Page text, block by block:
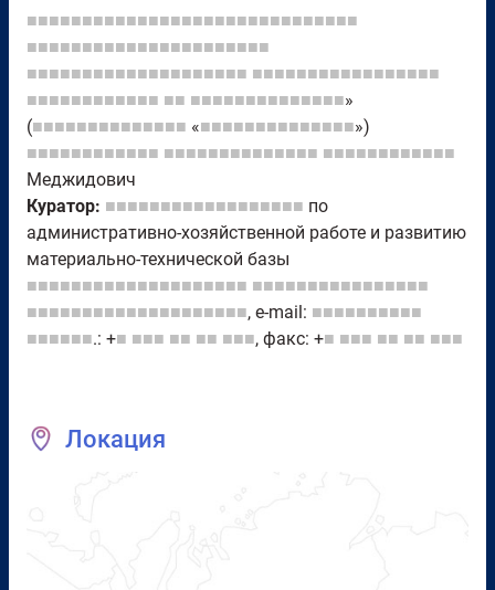
■■■■■■■■■■■■■■■■■■■■■■■■■■■■■■
■■■■■■■■■■■■■■■■■■■■■■
■■■■■■■■■■■■■■■■■■■■ ■■■■■■■■■■■■■■■■■
■■■■■■■■■■■■ ■■ ■■■■■■■■■■■■■■»
(■■■■■■■■■■■■■■ «■■■■■■■■■■■■■■»)
■■■■■■■■■■■■ ■■■■■■■■■■■■■■ ■■■■■■■■■■■■
Меджидович
Куратор: ■■■■■■■■■■■■■■■■■■ по
административно-хозяйственной работе и развитию
материально-технической базы
■■■■■■■■■■■■■■■■■■■■ ■■■■■■■■■■■■■■■■
■■■■■■■■■■■■■■■■■■■■, e-mail: ■■■■■■■■■■
■■■■■■.: +■ ■■■ ■■ ■■ ■■■, факс: +■ ■■■ ■■ ■■ ■■■
Локация